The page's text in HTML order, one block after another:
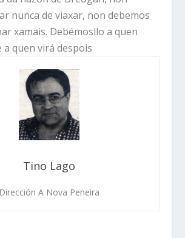
nunca de viaxar, non debemos
xamais. Debémosllo a quen
a quen virá despois
Tino Lago
Dirección A Nova Peneira